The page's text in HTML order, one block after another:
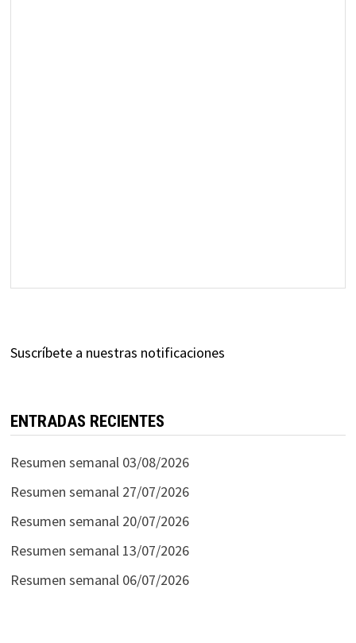
Suscríbete a nuestras notificaciones
ENTRADAS RECIENTES
Resumen semanal 03/08/2026
Resumen semanal 27/07/2026
Resumen semanal 20/07/2026
Resumen semanal 13/07/2026
Resumen semanal 06/07/2026